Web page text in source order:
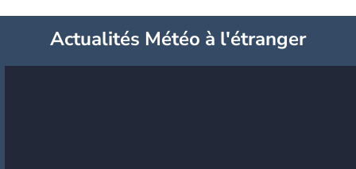
Actualités Météo à l'étranger